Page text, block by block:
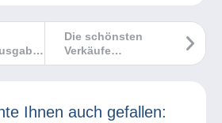
Die schönsten
Verkäufe
Delcampe
Ihnen auch gefallen: